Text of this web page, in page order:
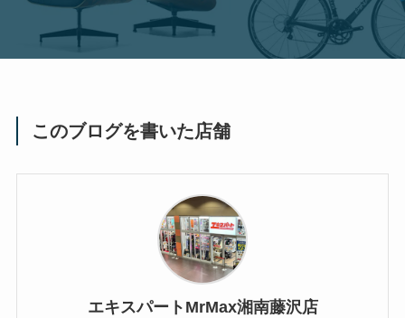
このブログを書いた店舗
エキスパートMrMax湘南藤沢店